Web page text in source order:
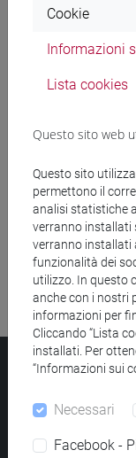
Ricerca
Ricerca
Ricerca risorse
Università Ca’
PEC
Cookie
Informazioni
Lista cookies
Questo sito web
Questo sito
permettono il
analisi statistiche
verranno installati
verranno installati
funzionalità dei
utilizzo. In questo
anche con i nostri
informazioni per
Cliccando “Lista
installati. Per
“Informazioni sui
Necessari
Facebook -